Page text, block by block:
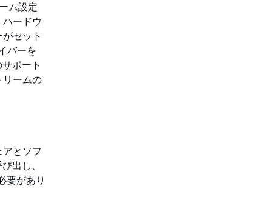
ム設定
ードウ
セット
バーを
ポート
リームの
とソフ
出し、
要があり